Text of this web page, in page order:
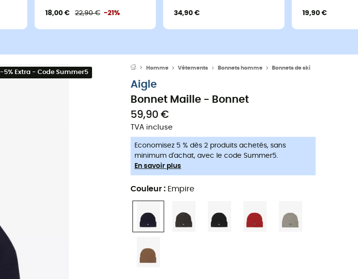
18,00 € 22,90 € -21% 34,90 € 19,90 €
-5% Extra - Code Summer5
Homme Vêtements Bonnets homme Bonnets de ski
Aigle
Bonnet Maille - Bonnet
59,90 €
TVA incluse
Economisez 5 % dès 2 produits achetés, sans
minimum d'achat, avec le code Summer5.
En savoir plus
Couleur : Empire